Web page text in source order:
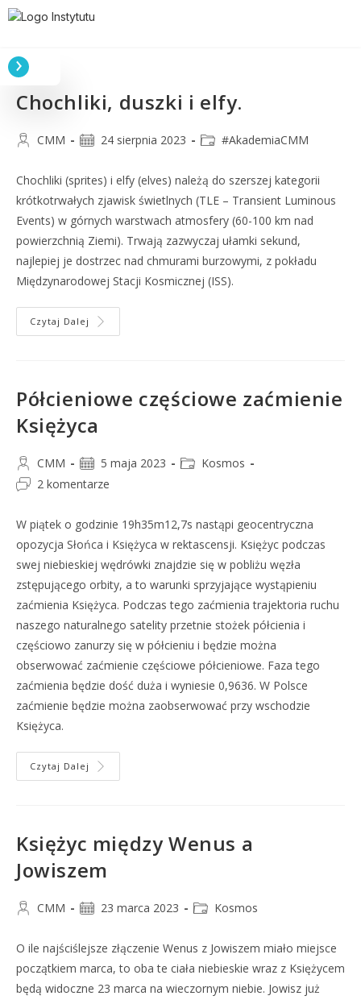
Chochliki, duszki i elfy.
CMM 24 sierpnia 2023 #AkademiaCMM
Chochliki (sprites) i elfy (elves) należą do szerszej kategorii
krótkotrwałych zjawisk świetlnych (TLE – Transient Luminous
Events) w górnych warstwach atmosfery (60-100 km nad
powierzchnią Ziemi). Trwają zazwyczaj ułamki sekund,
najlepiej je dostrzec nad chmurami burzowymi, z pokładu
Międzynarodowej Stacji Kosmicznej (ISS).
Czytaj Dalej
Półcieniowe częściowe zaćmienie
Księżyca
CMM 5 maja 2023
Kosmos
2 komentarze
W piątek o godzinie 19h35m12,7s nastąpi geocentryczna
opozycja Słońca i Księżyca w rektascensji. Księżyc podczas
swej niebieskiej wędrówki znajdzie się w pobliżu węzła
zstępującego orbity, a to warunki sprzyjające wystąpieniu
zaćmienia Księżyca. Podczas tego zaćmienia trajektoria ruchu
naszego naturalnego satelity przetnie stożek półcienia i
częściowo zanurzy się w półcieniu i będzie można
obserwować zaćmienie częściowe półcieniowe. Faza tego
zaćmienia będzie dość duża i wyniesie 0,9636. W Polsce
zaćmienie będzie można zaobserwować przy wschodzie
Księżyca.
Czytaj Dalej
Księżyc między Wenus a
Jowiszem
CMM 23 marca 2023 Kosmos
O ile najściślejsze złączenie Wenus z Jowiszem miało miejsce
początkiem marca, to oba te ciała niebieskie wraz z Księżycem
będą widoczne 23 marca na wieczornym niebie. Jowisz już